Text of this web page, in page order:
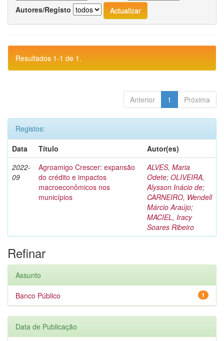
Autores/Registo
Resultados 1-1 de 1.
Anterior 1 Próxima
Registos:
Data
Título
Autor(es)
2022-
09
Agroamigo Crescer: expansão
do crédito e impactos
macroeconômicos nos
municípios
ALVES, Maria
Odete; OLIVEIRA,
Alysson Inácio de;
CARNEIRO, Wendell
Márcio Araújo;
MACIEL, Iracy
Soares Ribeiro
Refinar
Assunto
1
Banco Público
Data de Publicação